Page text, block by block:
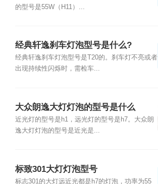
的型号是55W（H11）...
经典轩逸刹车灯泡型号是什么?
经典轩逸刹车灯泡型号是T20的。刹车灯不亮或者
出现持续性闪烁时，需检车...
大众朗逸大灯灯泡的型号是什么
近光灯的型号是h1，远光灯的型号是h7。大众朗
逸大灯灯泡的型号是近光是...
标致301大灯灯泡型号
标志301的大灯远近光都是h7的灯泡，功率为55